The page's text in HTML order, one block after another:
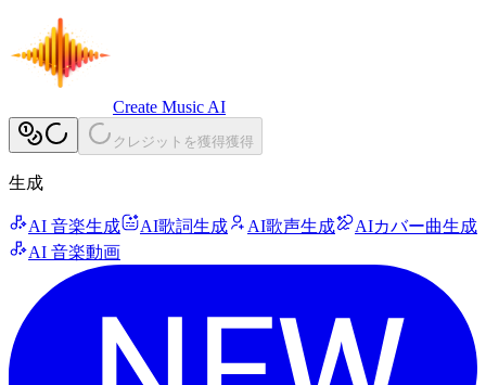
Create Music AI
クレジットを獲得獲得
生成
AI 音楽生成 AI歌詞生成 AI歌声生成
AIカバー曲生成
AI 音楽動画